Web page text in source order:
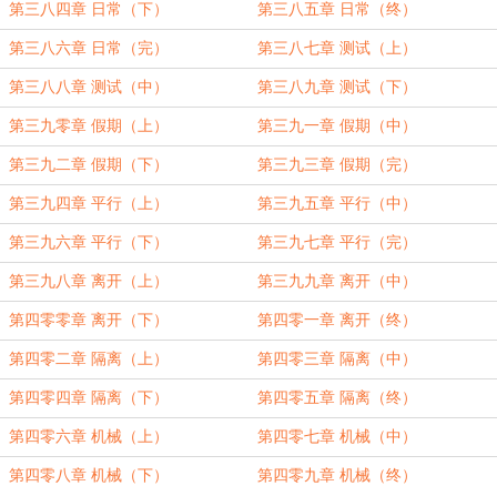
第三八四章 日常（下） 第三八五章 日常（终）
第三八六章 日常（完） 第三八七章 测试（上）
第三八八章 测试（中） 第三八九章 测试（下）
第三九零章 假期（上） 第三九一章 假期（中）
第三九二章 假期（下） 第三九三章 假期（完）
第三九四章 平行（上） 第三九五章 平行（中）
第三九六章 平行（下） 第三九七章 平行（完）
第三九八章 离开（上） 第三九九章 离开（中）
第四零零章 离开（下） 第四零一章 离开（终）
第四零二章 隔离（上） 第四零三章 隔离（中）
第四零四章 隔离（下） 第四零五章 隔离（终）
第四零六章 机械（上） 第四零七章 机械（中）
第四零八章 机械（下） 第四零九章 机械（终）